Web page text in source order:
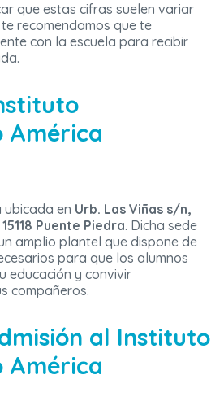
que estas cifras suelen variar
recomendamos que te
con la escuela para recibir
América
ubicada en Urb. Las Viñas s/n,
Puente Piedra. Dicha sede
amplio plantel que dispone de
para que los alumnos
educación y convivir
compañeros.
al Instituto
América